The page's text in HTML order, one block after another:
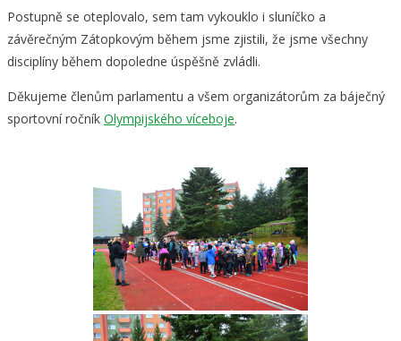
Postupně se oteplovalo, sem tam vykouklo i sluníčko a
závěrečným Zátopkovým během jsme zjistili, že jsme všechny
disciplíny během dopoledne úspěšně zvládli.
Děkujeme členům parlamentu a všem organizátorům za báječný
sportovní ročník Olympijského víceboje.